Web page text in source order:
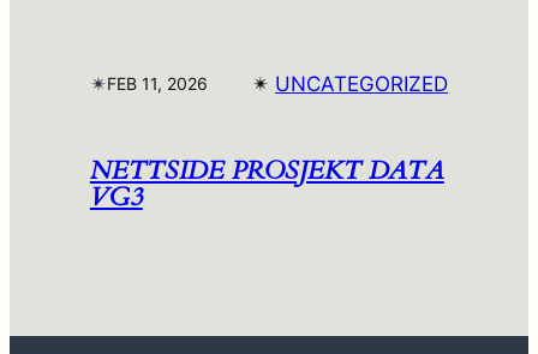
✴︎FEB 11, 2026 ✴︎ UNCATEGORIZED
NETTSIDE PROSJEKT DATA
VG3